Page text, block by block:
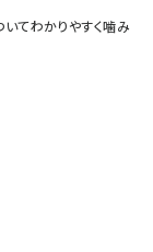
てわかりやすく噛み